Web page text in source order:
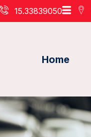
15.33839050
Home